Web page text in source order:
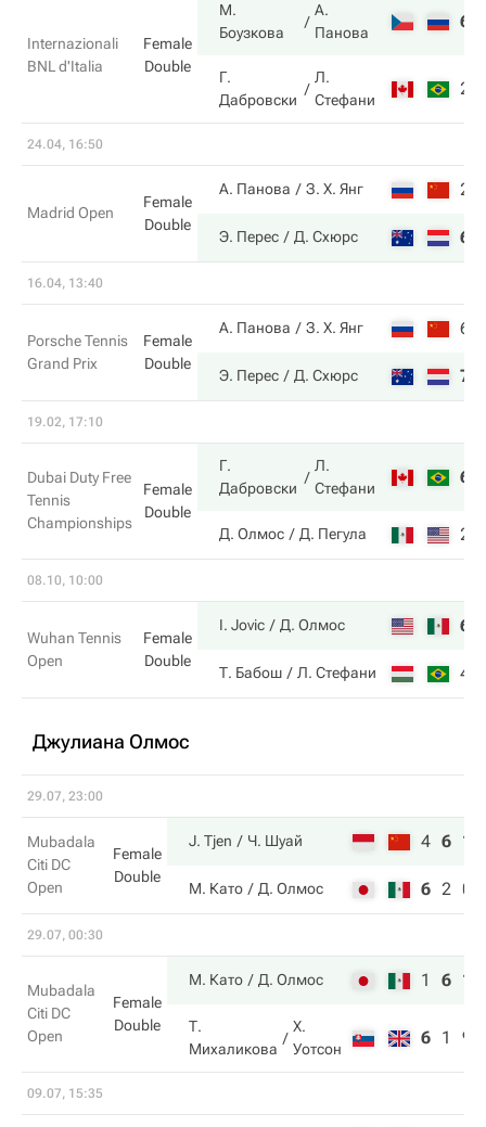
Internazionali
BNL d'Italia
Female
Double
М.
Боузкова
А.
Панова
6
Г.
Дабровски
Л.
Стефани
2
24.04, 16:50
Madrid Open
Female
Double
А. Панова З. Х. Янг 2
Э. Перес Д. Схюрс 6
16.04, 13:40
Porsche Tennis
Grand Prix
Female
Double
А. Панова З. Х. Янг 6
Э. Перес Д. Схюрс 7
19.02, 17:10
Dubai Duty Free
Tennis
Championships
Female
Double
Г.
Дабровски
Л.
Стефани
6
Д. Олмос Д. Пегула 2
08.10, 10:00
Wuhan Tennis
Open
Female
Double
I. Jovic Д. Олмос 6
Т. Бабош Л. Стефани 4
Джулиана Олмос
29.07, 23:00
Mubadala
Citi DC
Open
Female
Double
J. Tjen Ч. Шуай 4 6 10
М. Като Д. Олмос 6 2 0
29.07, 00:30
Mubadala
Citi DC
Open
Female
Double
М. Като Д. Олмос 1 6 11
Т.
Михаликова
Х.
Уотсон
6 1 9
09.07, 15:35